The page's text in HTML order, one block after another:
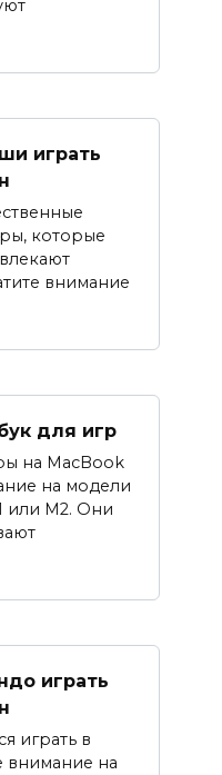
играть
которые
внимание
для игр
на MacBook
на модели
или M2. Они
играть
играть в
внимание на